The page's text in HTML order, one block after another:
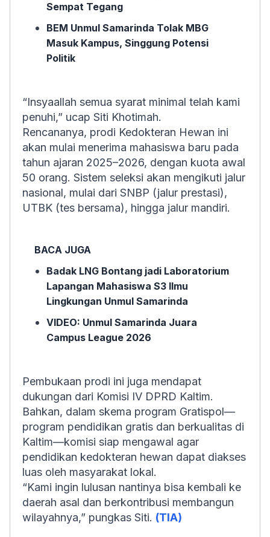
Sempat Tegang
BEM Unmul Samarinda Tolak MBG
Masuk Kampus, Singgung Potensi
Politik
“Insyaallah semua syarat minimal telah kami
penuhi,” ucap Siti Khotimah.
Rencananya, prodi Kedokteran Hewan ini
akan mulai menerima mahasiswa baru pada
tahun ajaran 2025–2026, dengan kuota awal
50 orang. Sistem seleksi akan mengikuti jalur
nasional, mulai dari SNBP (jalur prestasi),
UTBK (tes bersama), hingga jalur mandiri.
BACA JUGA
Badak LNG Bontang jadi Laboratorium
Lapangan Mahasiswa S3 Ilmu
Lingkungan Unmul Samarinda
VIDEO: Unmul Samarinda Juara
Campus League 2026
Pembukaan prodi ini juga mendapat
dukungan dari Komisi IV DPRD Kaltim.
Bahkan, dalam skema program Gratispol—
program pendidikan gratis dan berkualitas di
Kaltim—komisi siap mengawal agar
pendidikan kedokteran hewan dapat diakses
luas oleh masyarakat lokal.
“Kami ingin lulusan nantinya bisa kembali ke
daerah asal dan berkontribusi membangun
wilayahnya,” pungkas Siti. (TIA)